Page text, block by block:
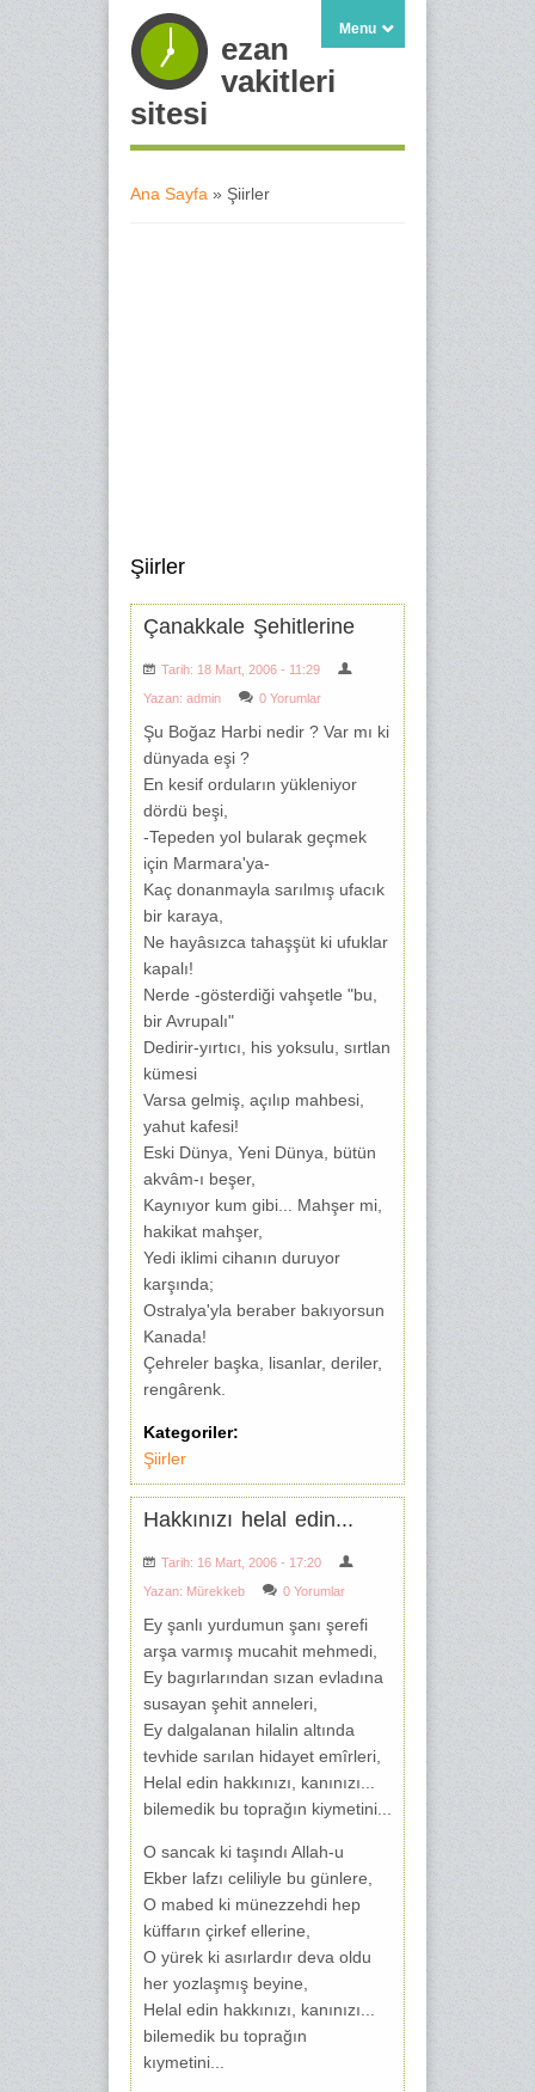
ezan
vakitleri
sitesi
Menu
Ana Sayfa » Şiirler
Şiirler
Çanakkale Şehitlerine
Tarih: 18 Mart, 2006 - 11:29
Yazan: admin 0 Yorumlar
Şu Boğaz Harbi nedir ? Var mı ki
dünyada eşi ?
En kesif orduların yükleniyor
dördü beşi,
-Tepeden yol bularak geçmek
için Marmara'ya-
Kaç donanmayla sarılmış ufacık
bir karaya,
Ne hayâsızca tahaşşüt ki ufuklar
kapalı!
Nerde -gösterdiği vahşetle "bu,
bir Avrupalı"
Dedirir-yırtıcı, his yoksulu, sırtlan
kümesi
Varsa gelmiş, açılıp mahbesi,
yahut kafesi!
Eski Dünya, Yeni Dünya, bütün
akvâm-ı beşer,
Kaynıyor kum gibi... Mahşer mi,
hakikat mahşer,
Yedi iklimi cihanın duruyor
karşında;
Ostralya'yla beraber bakıyorsun
Kanada!
Çehreler başka, lisanlar, deriler,
rengârenk.
Kategoriler:
Şiirler
Hakkınızı helal edin...
Tarih: 16 Mart, 2006 - 17:20
Yazan: Mürekkeb 0 Yorumlar
Ey şanlı yurdumun şanı şerefi
arşa varmış mucahit mehmedi,
Ey bagırlarından sızan evladına
susayan şehit anneleri,
Ey dalgalanan hilalin altında
tevhide sarılan hidayet emîrleri,
Helal edin hakkınızı, kanınızı...
bilemedik bu toprağın kiymetini...
O sancak ki taşındı Allah-u
Ekber lafzı celiliyle bu günlere,
O mabed ki münezzehdi hep
küffarın çirkef ellerine,
O yürek ki asırlardır deva oldu
her yozlaşmış beyine,
Helal edin hakkınızı, kanınızı...
bilemedik bu toprağın
kıymetini...